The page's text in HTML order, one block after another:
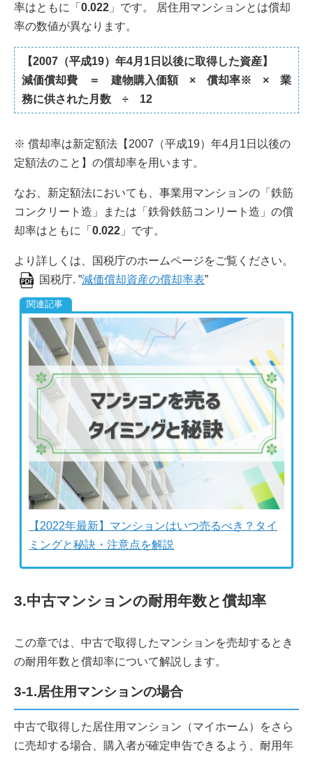
率はともに「 0.022 」です。 居住用マンションとは償却
率の数値が異なります。
【2007（平成19）年4月1日以後に取得した資産】
減価償却費 ＝ 建物購入価額 × 償却率※ × 業
務に供された月数 ÷ 12
※ 償却率は新定額法【2007（平成19）年4月1日以後の
定額法のこと】の償却率を用います。
なお、新定額法においても、事業用マンションの「鉄筋
コンクリート造」または「鉄骨鉄筋コンリート造」の償
却率はともに「 0.022 」です。
より詳しくは、国税庁のホームページをご覧ください。
国税庁. ”減価償却資産の償却率表”
【2022年最新】マンションはいつ売るべき？タイ
ミングと秘訣・注意点を解説
3.中古マンションの耐用年数と償却率
この章では、中古で取得したマンションを売却するとき
の耐用年数と償却率について解説します。
3-1.居住用マンションの場合
中古で取得した居住用マンション（マイホーム）をさら
に売却する場合、購入者が確定申告できるよう、耐用年